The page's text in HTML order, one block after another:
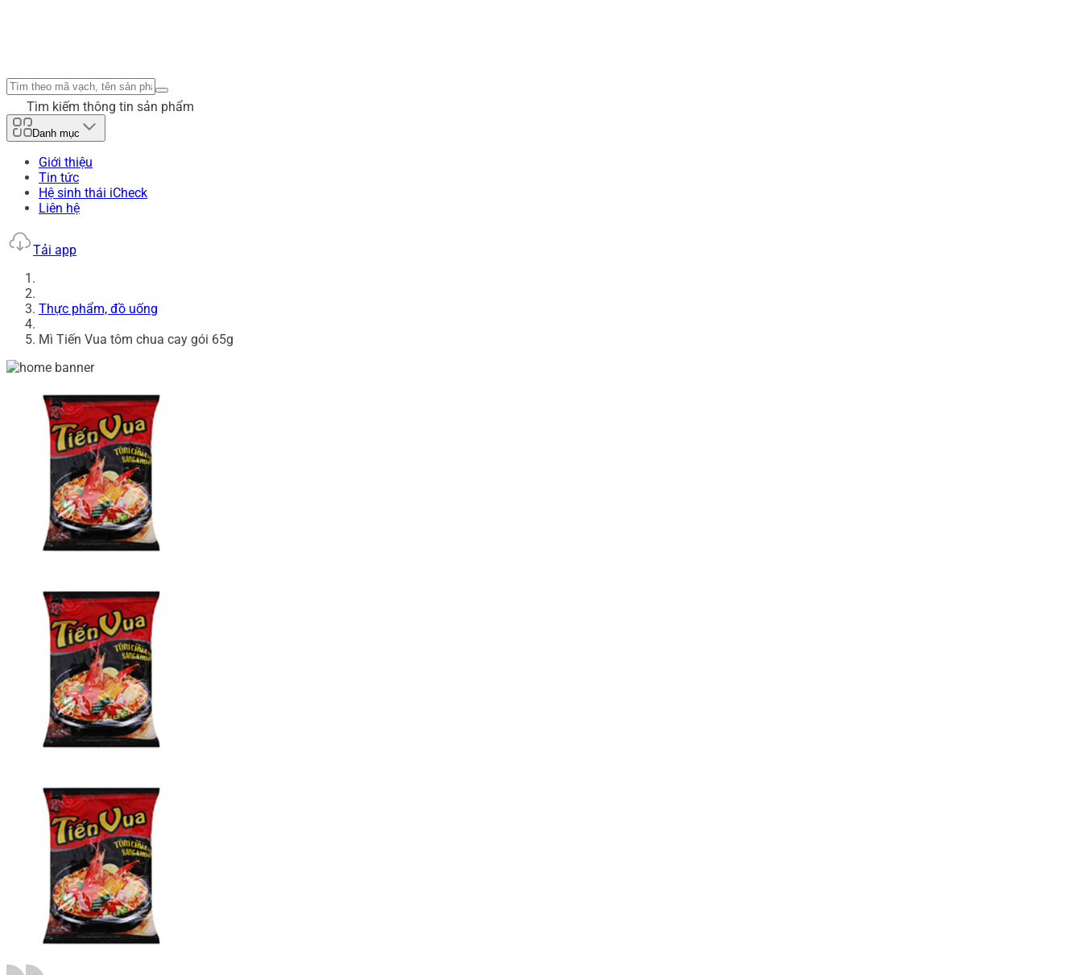
Tìm kiếm thông tin sản phẩm
Danh mục
Giới thiệu
Tin tức
Hệ sinh thái iCheck
Liên hệ
Tải app
Thực phẩm, đồ uống
Mì Tiến Vua tôm chua cay gói 65g